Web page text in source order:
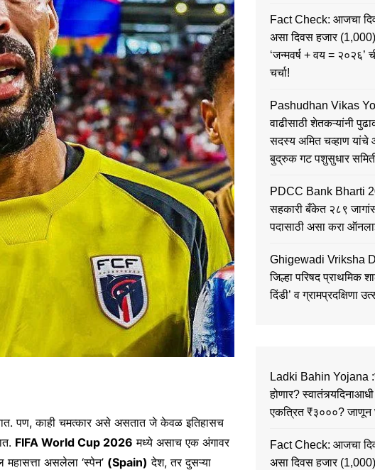
पण, काही चमत्कार असे असतात जे केवळ इतिहासच
FIFA World Cup 2026 मध्ये असाच एक अंगावर
महासत्ता असलेला ‘स्पेन’ (Spain) देश, तर दुसऱ्या
Fact Check: आजचा
असा दिवस हजार (1,000)
‘जन्मवर्ष + वय = २०२६’
चर्चा!
Pashudhan Vikas
वाढीसाठी शेतकऱ्यांनी
सदस्य अमित चव्हाण यांचे
बुद्रुक गट पशुसुधार
PDCC Bank Bharti
सहकारी बँकेत २८९
पदासाठी असा करा
Ghigewadi Vriksha
जिल्हा परिषद प्राथमिक
दिंडी’ व ग्रामप्रदक्षिणा
Ladki Bahin Yojana
होणार?
एकत्रित ₹३०००? जाणून
Fact Check: आजचा
असा दिवस हजार (1,000)